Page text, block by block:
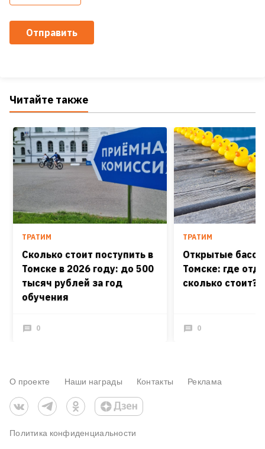
Отправить
Читайте также
ТРАТИМ
Сколько стоит поступить в
Томске в 2026 году: до 500
тысяч рублей за год
обучения
0
ТРАТИМ
Открытые
Томске: где
сколько стоит?
0
О проекте Наши награды Контакты Реклама
Политика конфиденциальности